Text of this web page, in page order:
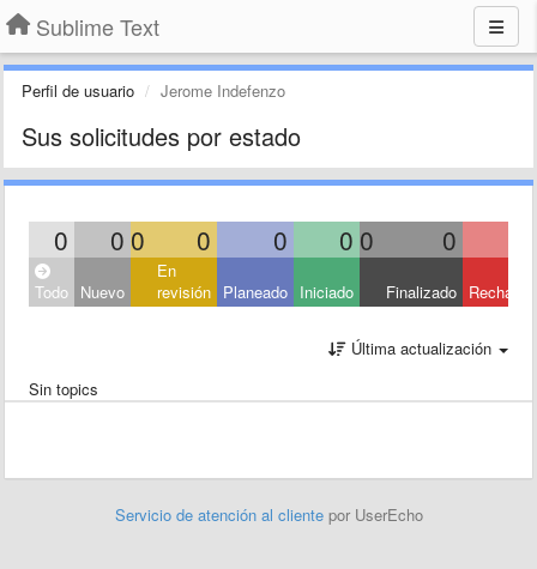
Sublime Text
Perfil de usuario Jerome Indefenzo
Sus solicitudes por estado
0 0 0 0 0 0 0 0
Todo Nuevo
En
revisión Planeado Iniciado Finalizado
Última actualización
Sin topics
Servicio de atención al cliente por UserEcho